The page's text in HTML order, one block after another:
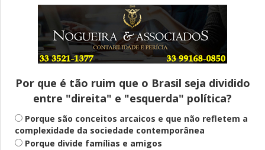
Entenda
Pix Pensão Alimentícia: entenda o que é
e como solicitar
Saúde Mental
Plataforma oferece escuta em saúde
mental para jovens no SUS Digital
Por que é tão ruim que o Brasil seja dividido
entre "direita" e "esquerda" política?
Porque são conceitos arcaicos e que não refletem a
complexidade da sociedade contemporânea
Porque divide famílias e amigos